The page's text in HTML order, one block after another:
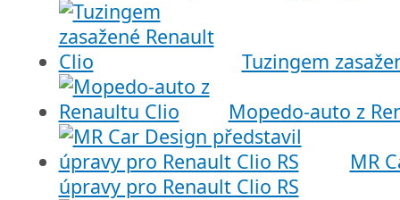
Tuzingem
Mopedo-auto z
MR
úpravy pro Renault Clio RS